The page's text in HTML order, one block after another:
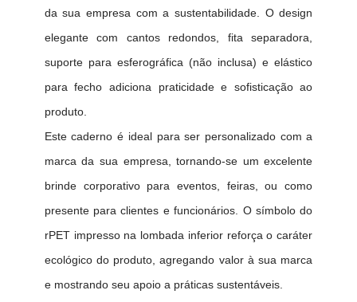
da sua empresa com a sustentabilidade. O design
elegante com cantos redondos, fita separadora,
suporte para esferográfica (não inclusa) e elástico
para fecho adiciona praticidade e sofisticação ao
produto.
Este caderno é ideal para ser personalizado com a
marca da sua empresa, tornando-se um excelente
brinde corporativo para eventos, feiras, ou como
presente para clientes e funcionários. O símbolo do
rPET impresso na lombada inferior reforça o caráter
ecológico do produto, agregando valor à sua marca
e mostrando seu apoio a práticas sustentáveis.